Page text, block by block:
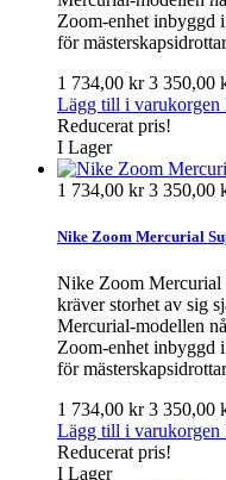
Zoom-enhet inbyggd
för
1 734,00 kr3 350,00
Lägg till i varukorgen
Reducerat pris!
I Lager
1 734,00 kr3 350,00
Nike Zoom Mercurial
Nike Zoom Mercurial
kräver storhet av sig
Mercurial-modellen
Zoom-enhet inbyggd
för
1 734,00 kr3 350,00
Lägg till i varukorgen
Reducerat pris!
I Lager